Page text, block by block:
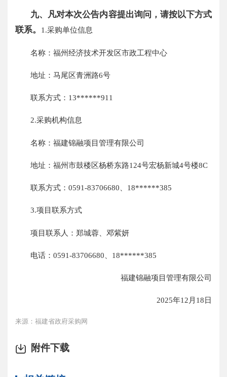
九、凡对本次公告内容提出询问，请按以下方式
联系。 1.采购单位信息
名称：福州经济技术开发区市政工程中心
地址：马尾区青洲路6号
联系方式：13******911
2.采购机构信息
名称：福建锦融项目管理有限公司
地址：福州市鼓楼区杨桥东路124号宏杨新城4号楼8C
联系方式：0591-83706680、18******385
3.项目联系方式
项目联系人：郑城蓉、邓紫妍
电话：0591-83706680、18******385
福建锦融项目管理有限公司
2025年12月18日
来源：福建省政府采购网
附件下载